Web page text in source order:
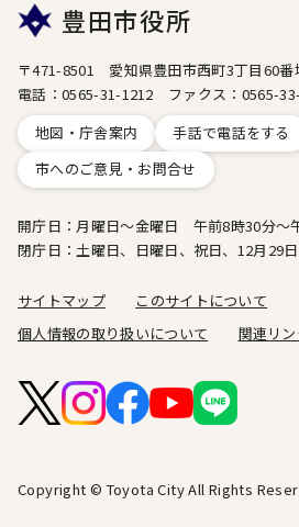
豊田市役所
〒471-8501 愛知県豊田市西町3丁目60番
電話：0565-31-1212 ファクス：0565-
地図・庁舎案内
手話で電話をする
市へのご意見・お問合せ
開庁日：月曜日～金曜日 午前8時30分～
閉庁日：土曜日、日曜日、祝日、12月29
サイトマップ
このサイトについて
個人情報の取り扱いについて
関連リ
Copyright © Toyota City All Rights